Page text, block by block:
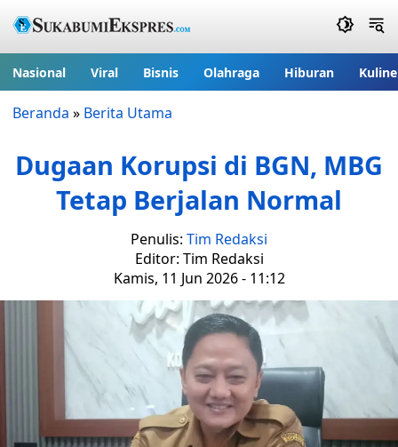
Nasional Viral Bisnis Olahraga Hiburan
Beranda » Berita Utama
Dugaan Korupsi di BGN, MBG
Tetap Berjalan Normal
Penulis: Tim Redaksi
Editor: Tim Redaksi
Kamis, 11 Jun 2026 - 11:12